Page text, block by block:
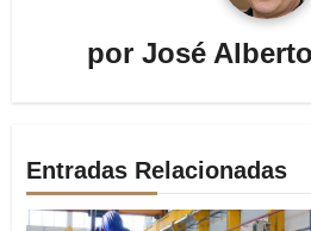
por José
Entradas Relacionadas